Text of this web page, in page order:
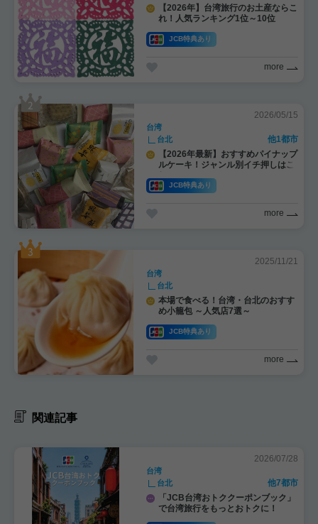
【2026年】台湾旅行のお土産ならこ
れ！人気ランキング1位～10位
JCB特典あり
more
2026/05/15
台湾
台北
他1都市
【2026年最新】おすすめパイナップ
ルケーキ！ジャンル別イチ押しはこ
JCB特典あり
more
2025/11/21
台湾
台北
本場で食べる！台湾・台北のおすす
め小籠包 ～人気店7選～
JCB特典あり
more
関連記事
2026/07/28
台湾
台北
他7都市
「JCB台湾おトククーポンブック」
で台湾旅行をもっとおトクに！